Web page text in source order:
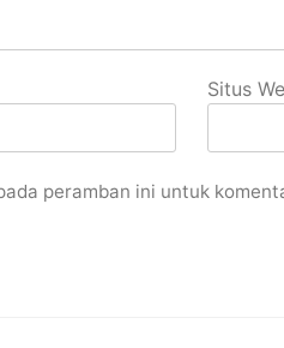
Situs
peramban ini untuk